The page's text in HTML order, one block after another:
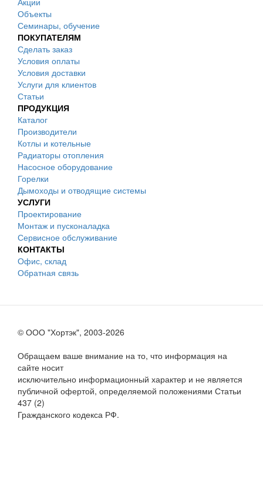
Объекты
Семинары, обучение
ПОКУПАТЕЛЯМ
Сделать заказ
Условия оплаты
Условия доставки
Услуги для клиентов
Статьи
ПРОДУКЦИЯ
Каталог
Производители
Котлы и котельные
Радиаторы отопления
Насосное оборудование
Горелки
Дымоходы и отводящие системы
УСЛУГИ
Проектирование
Монтаж и пусконаладка
Сервисное обслуживание
КОНТАКТЫ
Офис, склад
Обратная связь
© ООО "Хортэк", 2003-2026
Обращаем ваше внимание на то, что информация на
сайте носит
исключительно информационный характер и не является
публичной офертой, определяемой положениями Статьи
437 (2)
Гражданского кодекса РФ.